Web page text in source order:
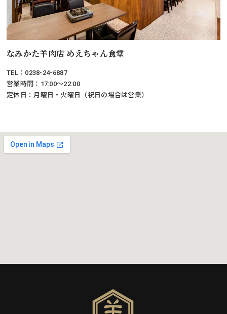
なみかた羊肉店 めえちゃん食堂
TEL：0238-24-6887
営業時間：17:00～22:00
定休日：月曜日・火曜日（祝日の場合は営業）